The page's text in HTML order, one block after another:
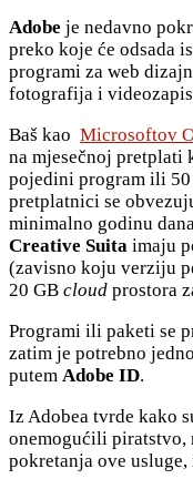
Adobe je nedavno
preko koje će odsada
programi za web
fotografija i
Baš kao Microsoftov
na mjesečnoj pretplati
pojedini program ili 50
pretplatnici se
minimalno godinu
Creative Suita imaju
(zavisno koju verziju
20 GB cloud prostora
Programi ili paketi se
zatim je potrebno
putem Adobe ID.
Iz Adobea tvrde kako
onemogućili piratstvo,
pokretanja ove